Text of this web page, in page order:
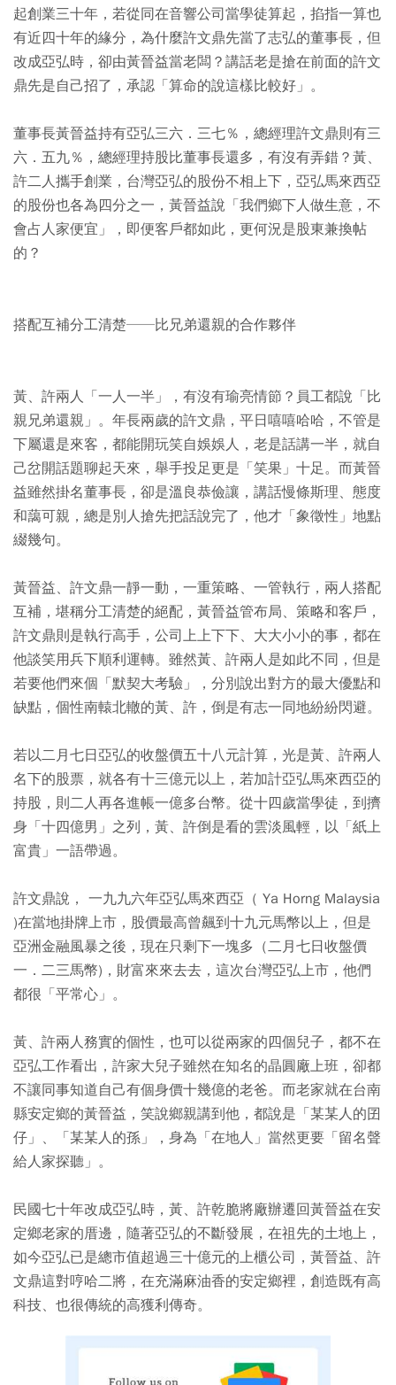
起創業三十年，若從同在音響公司當學徒算起，掐指一算也
有近四十年的緣分，為什麼許文鼎先當了志弘的董事長，但
改成亞弘時，卻由黃晉益當老闆？講話老是搶在前面的許文
鼎先是自己招了，承認「算命的說這樣比較好」。
董事長黃晉益持有亞弘三六．三七％，總經理許文鼎則有三
六．五九％，總經理持股比董事長還多，有沒有弄錯？黃、
許二人攜手創業，台灣亞弘的股份不相上下，亞弘馬來西亞
的股份也各為四分之一，黃晉益說「我們鄉下人做生意，不
會占人家便宜」，即便客戶都如此，更何況是股東兼換帖
的？
搭配互補分工清楚──比兄弟還親的合作夥伴
黃、許兩人「一人一半」，有沒有瑜亮情節？員工都說「比
親兄弟還親」。年長兩歲的許文鼎，平日嘻嘻哈哈，不管是
下屬還是來客，都能開玩笑自娛娛人，老是話講一半，就自
己岔開話題聊起天來，舉手投足更是「笑果」十足。而黃晉
益雖然掛名董事長，卻是溫良恭儉讓，講話慢條斯理、態度
和藹可親，總是別人搶先把話說完了，他才「象徵性」地點
綴幾句。
黃晉益、許文鼎一靜一動，一重策略、一管執行，兩人搭配
互補，堪稱分工清楚的絕配，黃晉益管布局、策略和客戶，
許文鼎則是執行高手，公司上上下下、大大小小的事，都在
他談笑用兵下順利運轉。雖然黃、許兩人是如此不同，但是
若要他們來個「默契大考驗」，分別說出對方的最大優點和
缺點，個性南轅北轍的黃、許，倒是有志一同地紛紛閃避。
若以二月七日亞弘的收盤價五十八元計算，光是黃、許兩人
名下的股票，就各有十三億元以上，若加計亞弘馬來西亞的
持股，則二人再各進帳一億多台幣。從十四歲當學徒，到擠
身「十四億男」之列，黃、許倒是看的雲淡風輕，以「紙上
富貴」一語帶過。
許文鼎說， 一九九六年亞弘馬來西亞（ Ya Horng Malaysia
)在當地掛牌上市，股價最高曾飆到十九元馬幣以上，但是
亞洲金融風暴之後，現在只剩下一塊多（二月七日收盤價
一．二三馬幣)，財富來來去去，這次台灣亞弘上市，他們
都很「平常心」。
黃、許兩人務實的個性，也可以從兩家的四個兒子，都不在
亞弘工作看出，許家大兒子雖然在知名的晶圓廠上班，卻都
不讓同事知道自己有個身價十幾億的老爸。而老家就在台南
縣安定鄉的黃晉益，笑說鄉親講到他，都說是「某某人的囝
仔」、「某某人的孫」，身為「在地人」當然更要「留名聲
給人家探聽」。
民國七十年改成亞弘時，黃、許乾脆將廠辦遷回黃晉益在安
定鄉老家的厝邊，隨著亞弘的不斷發展，在祖先的土地上，
如今亞弘已是總市值超過三十億元的上櫃公司，黃晉益、許
文鼎這對哼哈二將，在充滿麻油香的安定鄉裡，創造既有高
科技、也很傳統的高獲利傳奇。